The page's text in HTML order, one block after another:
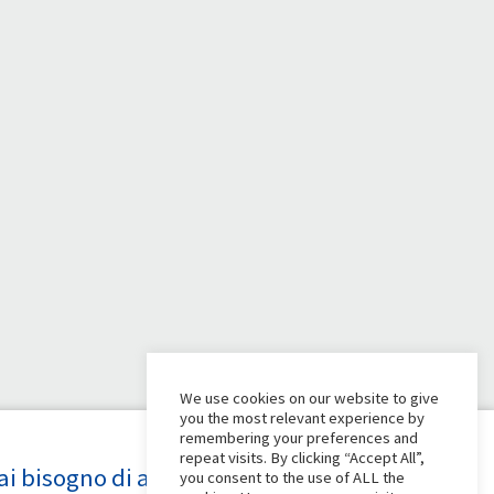
bisogno di aiuto?
We use cookies on our website to give
you the most relevant experience by
remembering your preferences and
repeat visits. By clicking “Accept All”,
you consent to the use of ALL the